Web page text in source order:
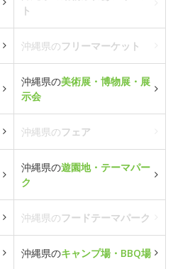
ト
沖縄県のフリーマーケット
沖縄県の美術展・博物展・展
示会
沖縄県のフェア
沖縄県の遊園地・テーマパー
ク
沖縄県のフードテーマパーク
沖縄県のキャンプ場・BBQ場